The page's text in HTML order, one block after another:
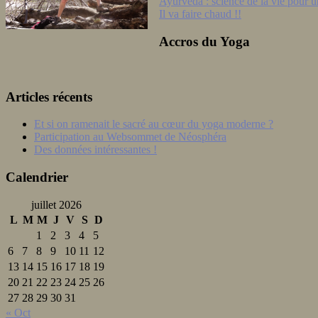
Navigation
de
Il va faire chaud !!
Accros du Yoga
Articles récents
Et si on ramenait le sacré au cœur du yoga moderne ?
Participation au Websommet de Néosphéra
Des données intéressantes !
Calendrier
juillet 2026
L M M J V S D
1
2 3 4
5
6
7 8 9 10 11 12
13 14 15 16 17 18 19
20 21 22 23 24 25 26
27 28 29 30 31
« Oct